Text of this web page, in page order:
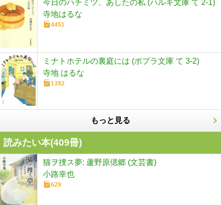
今日のハチミツ、あしたの私 (ハルキ文庫 て 2-1)
寺地はるな
4451
ミナトホテルの裏庭には (ポプラ文庫 て 3-2)
寺地 はるな
1392
もっと見る
読みたい本(409冊)
猫ヲ捜ス夢: 蘆野原偲郷 (文芸書)
小路幸也
629